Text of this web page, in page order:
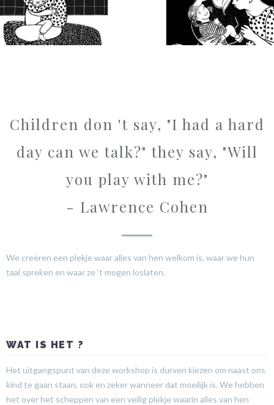
Children don 't say, "I had a hard
day can we talk?" they say, "Will
you play with me?"
- Lawrence Cohen
We creëren een plekje waar alles van hen welkom is, waar we hun
taal spreken en waar ze ‘t mogen loslaten.
WAT IS HET ?
Het uitgangspunt van deze workshop is durven kiezen om naast ons
kind te gaan staan, ook en zeker wanneer dat moeilijk is. We hebben
het over het scheppen van een veilig plekje waarin alles van hen